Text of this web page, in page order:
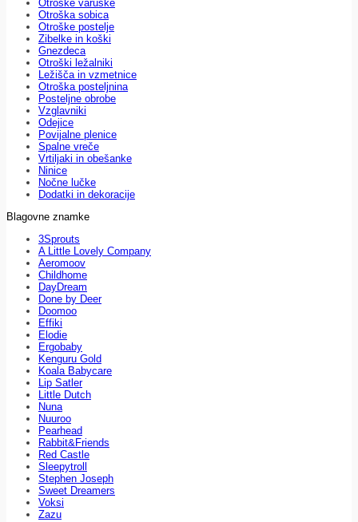
Otroške varuške
Otroška sobica
Otroške postelje
Zibelke in koški
Gnezdeca
Otroški ležalniki
Ležišča in vzmetnice
Otroška posteljnina
Posteljne obrobe
Vzglavniki
Odejice
Povijalne plenice
Spalne vreče
Vrtiljaki in obešanke
Ninice
Nočne lučke
Dodatki in dekoracije
Blagovne znamke
3Sprouts
A Little Lovely Company
Aeromoov
Childhome
DayDream
Done by Deer
Doomoo
Effiki
Elodie
Ergobaby
Kenguru Gold
Koala Babycare
Lip Satler
Little Dutch
Nuna
Nuuroo
Pearhead
Rabbit&Friends
Red Castle
Sleepytroll
Stephen Joseph
Sweet Dreamers
Voksi
Zazu